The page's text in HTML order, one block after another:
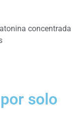
concentrada
solo